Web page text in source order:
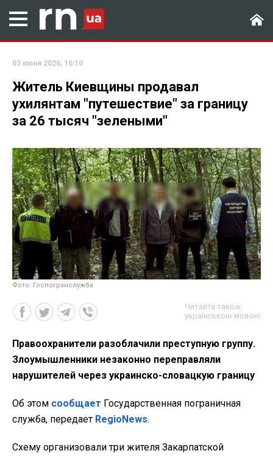
03 июня 2026, 16:10
Житель Киевщины продавал
ухилянтам "путешествие" за границу
за 26 тысяч "зелеными"
Фото: Госпогранслужба
Читайте також
українською мовою
Правоохранители разоблачили преступную группу.
Злоумышленники незаконно переправляли
нарушителей через украинско-словацкую границу
Об этом сообщает Государственная пограничная
служба, передает RegioNews.
Схему организовали три жителя Закарпатской